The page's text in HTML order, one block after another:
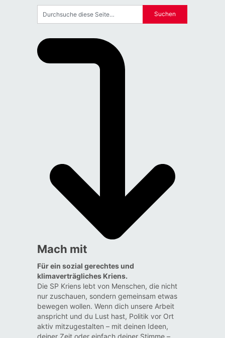
Mach mit
Für ein sozial gerechtes und
klimaverträgliches Kriens.
Die SP Kriens lebt von Menschen, die nicht
nur zuschauen, sondern gemeinsam etwas
bewegen wollen. Wenn dich unsere Arbeit
anspricht und du Lust hast, Politik vor Ort
aktiv mitzugestalten – mit deinen Ideen,
deiner Zeit oder einfach deiner Stimme –